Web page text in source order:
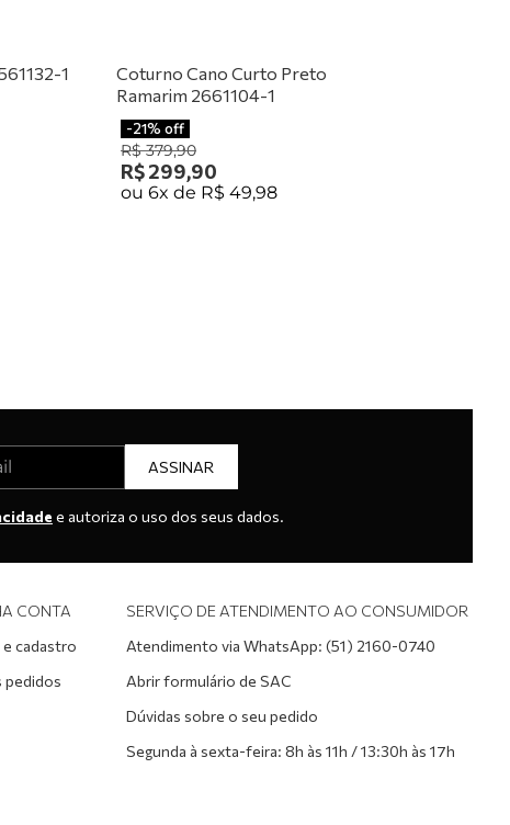
1
Coturno Cano Curto Preto
Ramarim 2661104-1
-21% off
R$ 379,90
R$299,90
ou6x de R$ 49,98
ASSINAR
e autoriza o uso dos seus dados.
CONTA
e cadastro
pedidos
SERVIÇO DE ATENDIMENTO AO CONSUMIDOR
Atendimento via WhatsApp: (51) 2160-0740
Abrir formulário de SAC
Dúvidas sobre o seu pedido
Segunda à sexta-feira: 8h às 11h / 13:30h às 17h